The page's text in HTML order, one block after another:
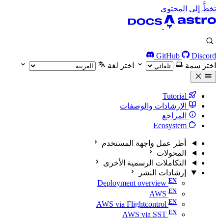
تخطَّ إلى المحتوى
GitHub
Discord
اختر سمة
اختر لغة
الإرشادات والوصفات
المراجع
أطر عمل واجهة المستخدم
المحولات
التكاملات الرسمية الأخرى
إرشادات النشر
Deployment overview
AWS
AWS via Flightcontrol
AWS via SST